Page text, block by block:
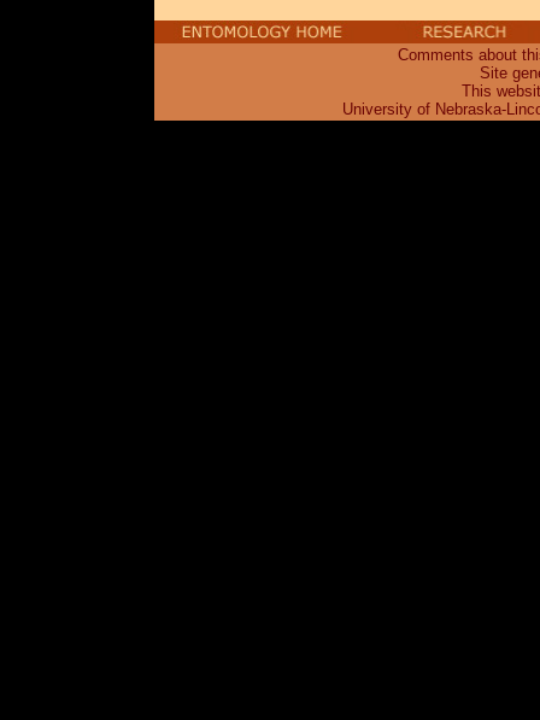
Comments about
Site
This
University of Nebraska-